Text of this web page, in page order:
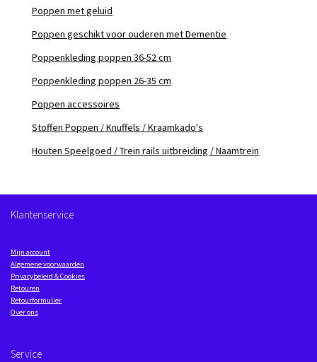
Poppen met geluid
Poppen geschikt voor ouderen met Dementie
Poppenkleding poppen 36-52 cm
Poppenkleding poppen 26-35 cm
Poppen accessoires
Stoffen Poppen / Knuffels / Kraamkado's
Houten Speelgoed / Trein rails uitbreiding / Naamtrein
Klantenservice
Mijn account
Algemene voorwaarden
Privacybeleid & Cookies
Retouren
Retourformulier
Over ons
Service